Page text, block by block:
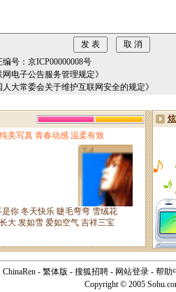
号：京ICP00000008号
电子公告服务管理规定》
大常委会关于维护互联网安全的规定》
ChinaRen - 繁体版 - 搜狐招聘 - 网站登录 - 帮助
Copyright © 2005